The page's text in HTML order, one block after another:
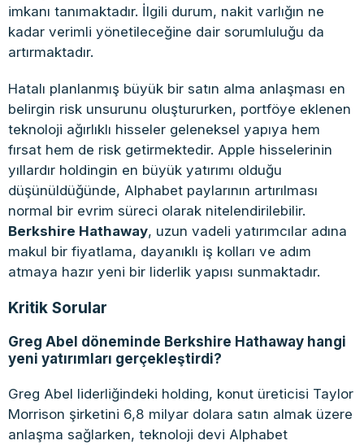
imkanı tanımaktadır. İlgili durum, nakit varlığın ne
kadar verimli yönetileceğine dair sorumluluğu da
artırmaktadır.
Hatalı planlanmış büyük bir satın alma anlaşması en
belirgin risk unsurunu oluştururken, portföye eklenen
teknoloji ağırlıklı hisseler geleneksel yapıya hem
fırsat hem de risk getirmektedir. Apple hisselerinin
yıllardır holdingin en büyük yatırımı olduğu
düşünüldüğünde, Alphabet paylarının artırılması
normal bir evrim süreci olarak nitelendirilebilir.
Berkshire Hathaway, uzun vadeli yatırımcılar adına
makul bir fiyatlama, dayanıklı iş kolları ve adım
atmaya hazır yeni bir liderlik yapısı sunmaktadır.
Kritik Sorular
Greg Abel döneminde Berkshire Hathaway hangi
yeni yatırımları gerçekleştirdi?
Greg Abel liderliğindeki holding, konut üreticisi Taylor
Morrison şirketini 6,8 milyar dolara satın almak üzere
anlaşma sağlarken, teknoloji devi Alphabet